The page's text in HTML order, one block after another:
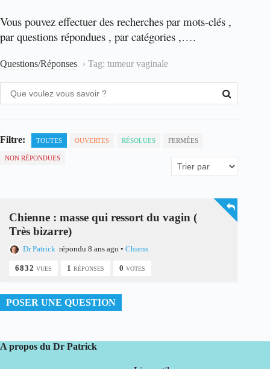
Vous pouvez effectuer des recherches par mots-clés ,
par questions répondues , par catégories ,….
Questions/Réponses › Tag: tumeur vaginale
Filtre: TOUTES OUVERTES RÉSOLUES FERMÉES
NON RÉPONDUES
Chienne : masse qui ressort du vagin (
Très bizarre)
Dr Patrick répondu 8 ans ago • Chiens
6832 VUES 1 RÉPONSES 0 VOTES
POSER UNE QUESTION
A propos du Dr Patrick